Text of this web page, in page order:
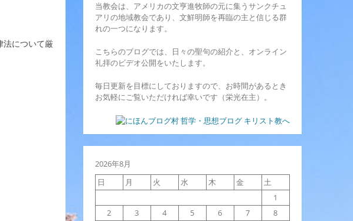
法について厳
当教会は、アメリカの文亨進牧師の元に集うサンクチュ
アリの地域教会であり、文鮮明師を再臨の主と信じる群
れの一つになります。
こちらのブログでは、日々の聖句の紹介と、オンライン
礼拝のビデオ公開をいたします。
毎日更新を目標にしておりますので、お時間があるとき
お気軽にご覧いただければ幸いです（栄光在主）。
2026年8月
日
月 火 水 木 金
土
1
2
3 4 5 6 7
8